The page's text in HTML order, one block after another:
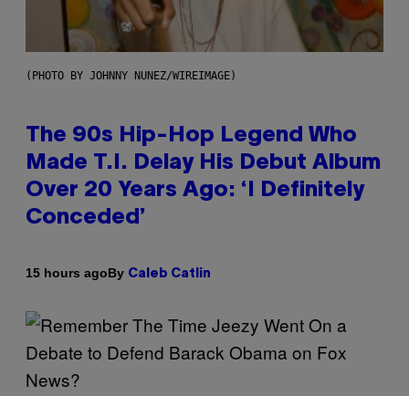
(PHOTO BY JOHNNY NUNEZ/WIREIMAGE)
The 90s Hip-Hop Legend Who
Made T.I. Delay His Debut Album
Over 20 Years Ago: ‘I Definitely
Conceded’
15 hours agoBy Caleb Catlin